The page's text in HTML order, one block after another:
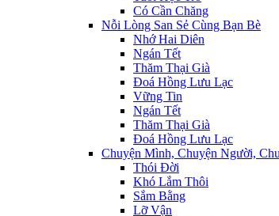
Có Cần Chăng
Nỗi Lòng San Sẻ Cùng Bạn Bè
Nhớ Hai Diên
Ngán Tết
Thăm Thại Già
Đoá Hồng Lưu Lạc
Vững Tin
Ngán Tết
Thăm Thại Già
Đoá Hồng Lưu Lạc
Chuyện Mình, Chuyện Người,
Thói Đời
Khó Lắm Thôi
Sắm Bằng
Lỡ Vận